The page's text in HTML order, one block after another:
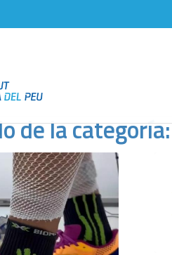
de la